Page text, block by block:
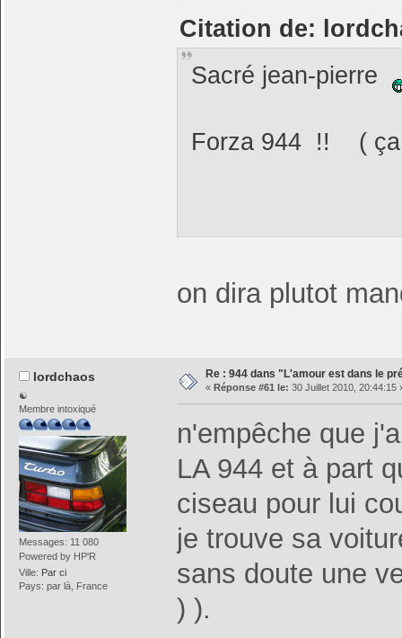
Citation de:
Sacré jean-pierre
Forza 944 !! ( ça
on dira plutot
lordchaos
☯
Membre intoxiqué
Messages: 11 080
Powered by HP'R
Ville: Par ci
Pays: par là, France
Re : 944 dans "L'amour est dans le
« Réponse #61 le: 30 Juillet 2010, 20:44:15
n'empêche que
LA 944 et à part
ciseau pour lui
je trouve sa
sans doute une
) ).